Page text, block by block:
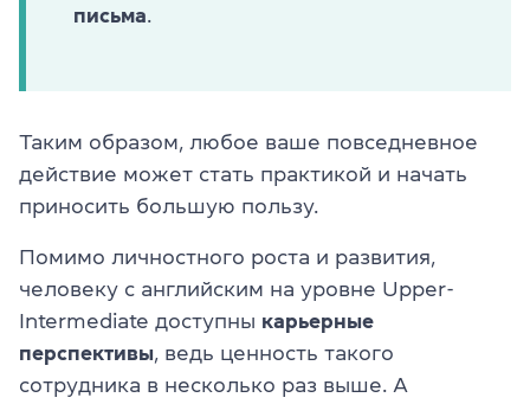
письма
Таким образом, любое ваше повседневное
действие может стать практикой и начать
приносить большую пользу.
Помимо личностного роста и развития,
человеку с английским на уровне Upper-
Intermediate доступны карьерные
перспективы , ведь ценность такого
сотрудника в несколько раз выше. А